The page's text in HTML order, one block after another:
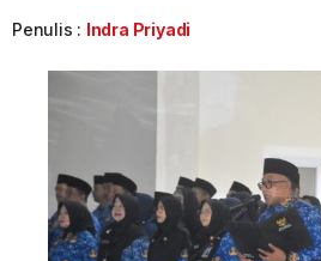
Penulis : Indra Priyadi